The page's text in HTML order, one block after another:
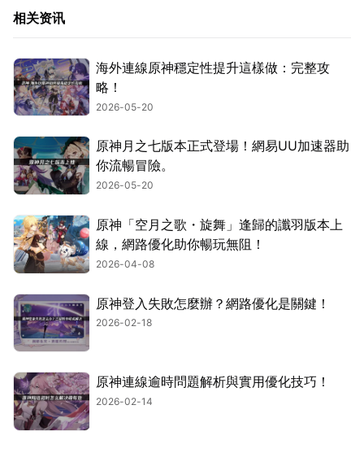
相关资讯
海外連線原神穩定性提升這樣做：完整攻
略！
2026-05-20
原神月之七版本正式登場！網易UU加速器助
你流暢冒險。
2026-05-20
原神「空月之歌・旋舞」逢歸的讖羽版本上
線，網路優化助你暢玩無阻！
2026-04-08
原神登入失敗怎麼辦？網路優化是關鍵！
2026-02-18
原神連線逾時問題解析與實用優化技巧！
2026-02-14